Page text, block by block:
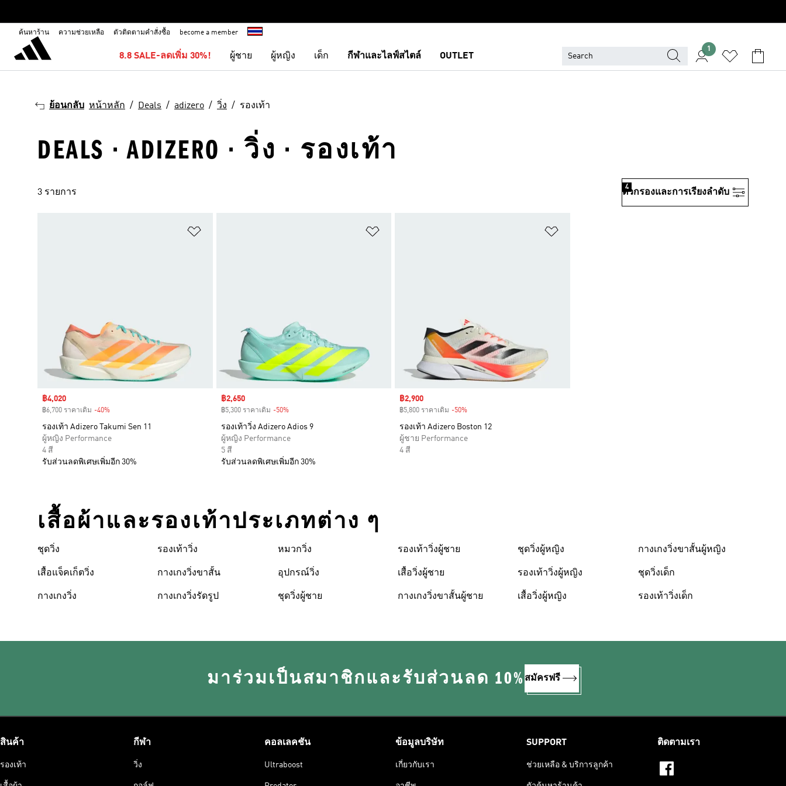
ค้นหาร้าน ความช่วยเหลือ ตัวติดตามคำสั่งซื้อ become a member
8.8 SALE-ลดเพิ่ม 30%! ผู้ชาย ผู้หญิง เด็ก กีฬาและไลฟ์สไตล์ OUTLET
1
ย้อนกลับ หน้าหลัก Deals adizero วิ่ง รองเท้า
DEALS · ADIZERO · วิ่ง · รองเท้า
3 รายการ ตัวกรองและการเรียงลําดับ
4
Sale price
฿4,020
฿6,700 ราคาเดิม -40%
รองเท้า Adizero Takumi Sen 11
ผู้หญิง Performance
4 สี
รับส่วนลดพิเศษเพิ่มอีก 30%
Sale price
฿2,650
฿5,300 ราคาเดิม -50%Discount
รองเท้าวิ่ง Adizero Adios 9
ผู้หญิง Performance
5 สี
รับส่วนลดพิเศษเพิ่มอีก 30%
Sale price
฿2,900
฿5,800 ราคาเดิม -50%
รองเท้า Adizero Boston 12
ผู้ชาย Performance
4 สี
เสื้อผ้าและรองเท้าประเภทต่าง ๆ
ชุดวิ่ง
เสื้อแจ็คเก็ตวิ่ง
กางเกงวิ่ง
รองเท้าวิ่ง
กางเกงวิ่งขาสั้น
กางเกงวิ่งรัดรูป
หมวกวิ่ง
อุปกรณ์วิ่ง
ชุดวิ่งผู้ชาย
รองเท้าวิ่งผู้ชาย
เสื้อวิ่งผู้ชาย
กางเกงวิ่งขาสั้นผู้ชาย
ชุดวิ่งผู้หญิง
รองเท้าวิ่งผู้หญิง
เสื้อวิ่งผู้หญิง
กางเกงวิ่งขาสั้นผู้หญิง
ชุดวิ่งเด็ก
รองเท้าวิ่งเด็ก
มาร่วมเป็นสมาชิกและรับส่วนลด 10% สมัครฟรี
สินค้า
รองเท้า
กีฬา
วิ่ง
คอลเลคชัน
Ultraboost
ข้อมูลบริษัท
เกี่ยวกับเรา
SUPPORT
ช่วยเหลือ & บริการลูกค้า
ติดตามเรา